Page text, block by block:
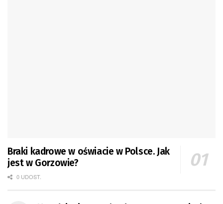
Braki kadrowe w oświacie w Polsce. Jak
jest w Gorzowie?
0 UDOST.